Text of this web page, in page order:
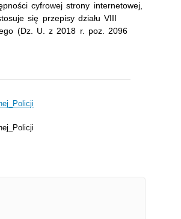
cyfrowej strony internetowej,
się przepisy działu VIII
(Dz. U. z 2018 r. poz. 2096